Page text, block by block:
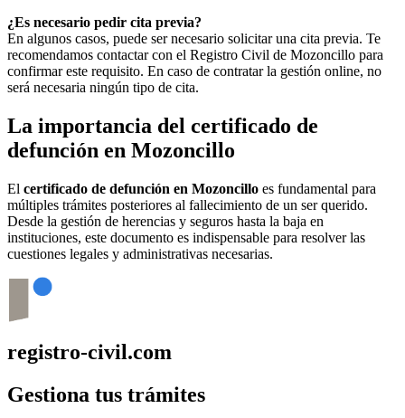
¿Es necesario pedir cita previa?
En algunos casos, puede ser necesario solicitar una cita previa. Te
recomendamos contactar con el Registro Civil de Mozoncillo para
confirmar este requisito. En caso de contratar la gestión online, no
será necesaria ningún tipo de cita.
La importancia del certificado de
defunción en Mozoncillo
El certificado de defunción en Mozoncillo es fundamental para
múltiples trámites posteriores al fallecimiento de un ser querido.
Desde la gestión de herencias y seguros hasta la baja en
instituciones, este documento es indispensable para resolver las
cuestiones legales y administrativas necesarias.
registro-civil.com
Gestiona tus trámites